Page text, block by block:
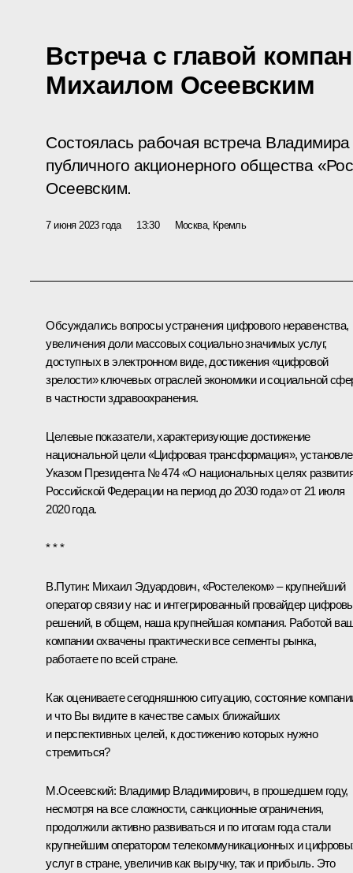
Встреча с главой
Михаилом Осеевским
Состоялась рабочая встреча
публичного акционерного общества
Осеевским.
7 июня 2023 года 13:30 Москва, Кремль
Обсуждались вопросы устранения цифрового неравенства,
увеличения доли массовых социально значимых услуг,
доступных в электронном виде, достижения «цифровой
зрелости» ключевых отраслей экономики и социальной
в частности здравоохранения.
Целевые показатели, характеризующие достижение
национальной цели «Цифровая трансформация»,
УказомПрезидента № 474 «О национальных целях
Российской Федерации на период до 2030 года» от 21 июля
2020 года.
* * *
В.Путин: Михаил Эдуардович, «Ростелеком» – крупнейший
оператор связи у нас и интегрированный провайдер
решений, в общем, наша крупнейшая компания. Работой
компании охвачены практически все сегменты рынка,
работаете по всей стране.
Как оцениваете сегодняшнюю ситуацию, состояние
и что Вы видите в качестве самых ближайших
и перспективных целей, к достижению которых нужно
стремиться?
М.Осеевский: Владимир Владимирович, в прошедшем году,
несмотря на все сложности, санкционные ограничения,
продолжили активно развиваться и по итогам года стали
крупнейшим оператором телекоммуникационных и
услуг в стране, увеличив как выручку, так и прибыль. Это